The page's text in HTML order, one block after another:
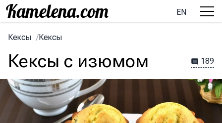
EN
Кексы /Кексы
Кексы с изюмом 189